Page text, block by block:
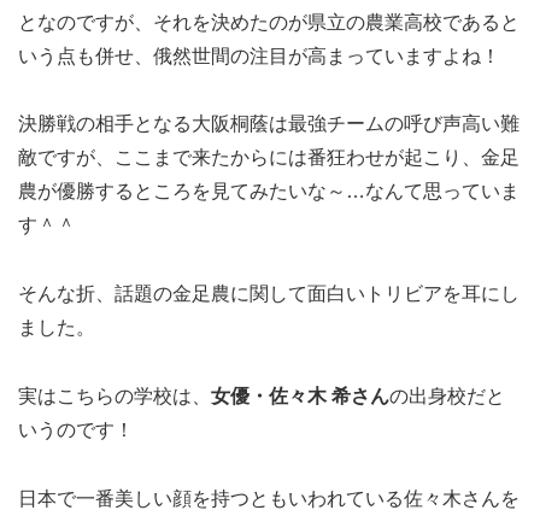
となのですが、それを決めたのが県立の農業高校であると
いう点も併せ、俄然世間の注目が高まっていますよね！
決勝戦の相手となる大阪桐蔭は最強チームの呼び声高い難
敵ですが、ここまで来たからには番狂わせが起こり、金足
農が優勝するところを見てみたいな～…なんて思っていま
す＾＾
そんな折、話題の金足農に関して面白いトリビアを耳にし
ました。
実はこちらの学校は、 女優・佐々木 希さんの出身校だと
いうのです！
日本で一番美しい顔を持つともいわれている佐々木さんを